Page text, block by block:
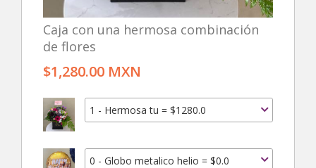
Caja con una hermosa combinación
de flores
$1,280.00 MXN
1 - Hermosa tu = $1280.0
0 - Globo metalico helio = $0.0